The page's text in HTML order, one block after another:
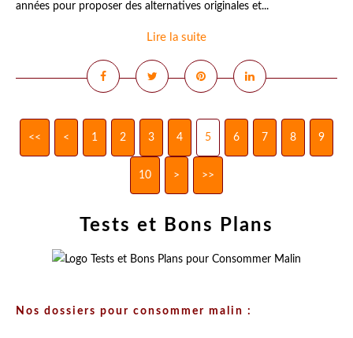
années pour proposer des alternatives originales et...
Lire la suite
<< < 1 2 3 4 5 6 7 8 9
10 20
> >>
Tests et Bons Plans
Nos dossiers pour consommer malin :